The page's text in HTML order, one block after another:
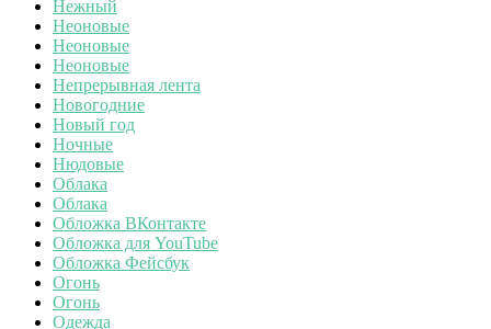
Нежный
Неоновые
Неоновые
Неоновые
Непрерывная лента
Новогодние
Новый год
Ночные
Нюдовые
Облака
Облака
Обложка ВКонтакте
Обложка для YouTube
Обложка Фейсбук
Огонь
Огонь
Одежда